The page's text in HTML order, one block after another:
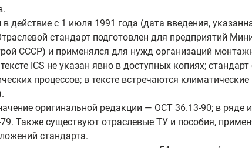
в действие с 1 июля 1991 года (дата введения,
стандарт подготовлен для предприятий
СССР) и применялся для нужд организаций
ICS не указан явно в доступных копиях;
процессов; в тексте встречаются
оригинальной редакции — ОСТ 36.13-90; в ряде
Также существуют отраслевые ТУ и пособия,
стандарта.